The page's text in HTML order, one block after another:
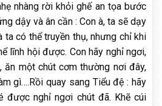
nhàng rời khỏi ghế an tọa bước
dậy và ân cần : Con à, ta sẽ dạy
ta có thể truyền thụ, nhưng chỉ khi
lĩnh hội được. Con hãy nghỉ ngơi,
ăn một chút cơm thường nơi đây,
gì….Rồi quay sang Tiểu đệ : hãy
được nghỉ ngơi chút đã. Khẽ cúi